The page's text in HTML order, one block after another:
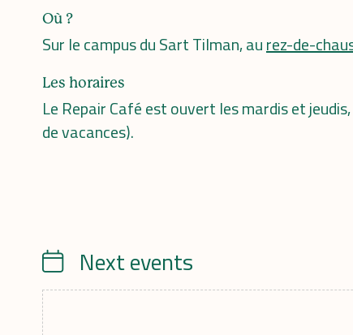
Où ?
Sur le campus du Sart Tilman, aurez-de-
Les horaires
Le Repair Café est ouvert les mardis et
de vacances).
CalendrierNext events